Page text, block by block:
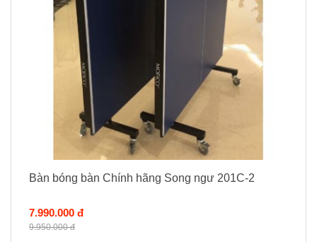
Bàn bóng bàn Chính hãng Song ngư 201C-2
7.990.000 đ
9.950.000 đ